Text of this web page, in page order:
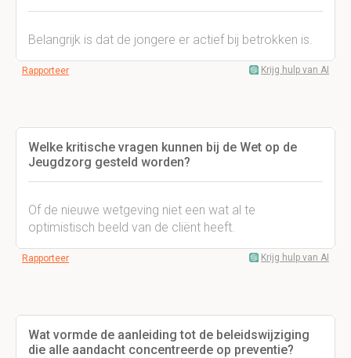
Belangrijk is dat de jongere er actief bij betrokken is.
Rapporteer Krijg hulp van AI
Welke kritische vragen kunnen bij de Wet op de
Jeugdzorg gesteld worden?
Of de nieuwe wetgeving niet een wat al te
optimistisch beeld van de cliënt heeft.
Rapporteer Krijg hulp van AI
Wat vormde de aanleiding tot de beleidswijziging
die alle aandacht concentreerde op preventie?